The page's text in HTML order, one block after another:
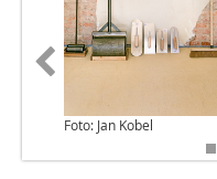
Foto: Jan Kobel